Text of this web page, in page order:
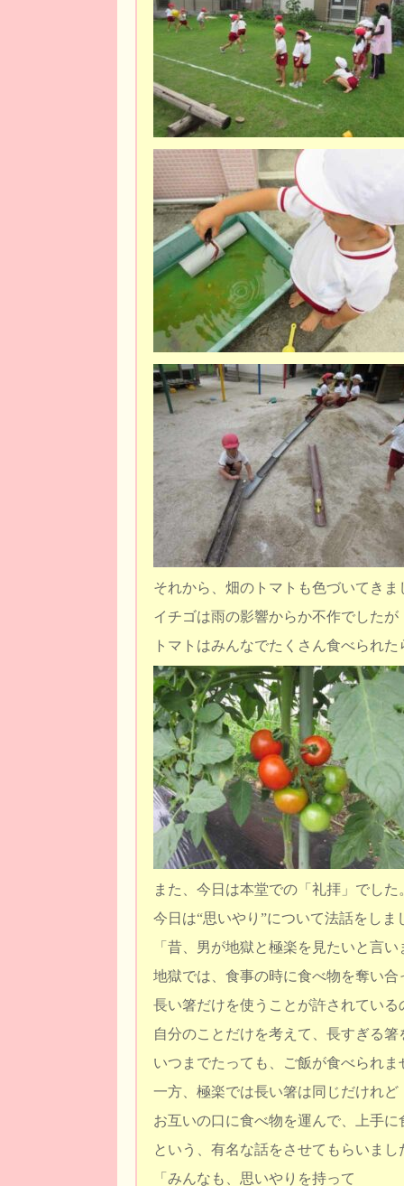
それから、畑のトマトも色づいてきま
イチゴは雨の影響からか不作でしたが
トマトはみんなでたくさん食べられ
また、今日は本堂での「礼拝」でした
今日は“思いやり”について法話をしま
「昔、男が地獄と極楽を見たいと言い
地獄では、食事の時に食べ物を奪い合
長い箸だけを使うことが許されている
自分のことだけを考えて、長すぎる
いつまでたっても、ご飯が食べられま
一方、極楽では長い箸は同じだけれど
お互いの口に食べ物を運んで、上手に
という、有名な話をさせてもらいまし
「みんなも、思いやりを持って